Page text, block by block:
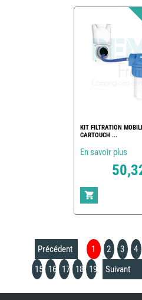
KIT FILTRATION
CARTOUCH ...
En savoir plus
Précédent 1 2 3 4
15
16 17 18 19 Suivant